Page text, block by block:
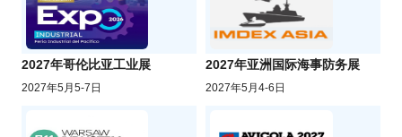
2027年哥伦比亚工业展
2027年5月5-7日
2027年亚洲国际海事防务展
2027年5月4-6日